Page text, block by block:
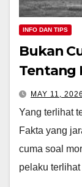
INFO DAN TIPS
Bukan
Tentang
MAY 11, 2026
Yang terlihat
Fakta yang
cuma soal
pelaku